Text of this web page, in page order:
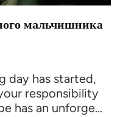
мальчишника
day has started,
responsibility
has an unforge...